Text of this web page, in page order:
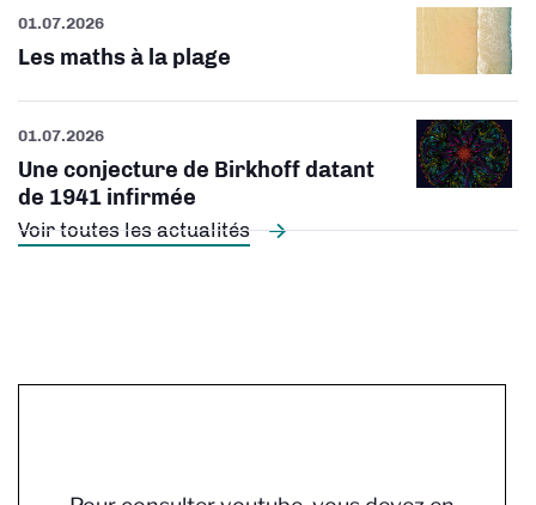
Voir toutes les actualités
01.07.2026
Les maths à la plage
01.07.2026
Une conjecture de Birkhoff datant
de 1941 infirmée